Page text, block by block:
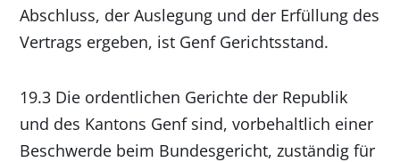
Abschluss, der Auslegung und der Erfüllung des
Vertrags ergeben, ist Genf Gerichtsstand.
19.3 Die ordentlichen Gerichte der Republik
und des Kantons Genf sind, vorbehaltlich einer
Beschwerde beim Bundesgericht, zuständig für